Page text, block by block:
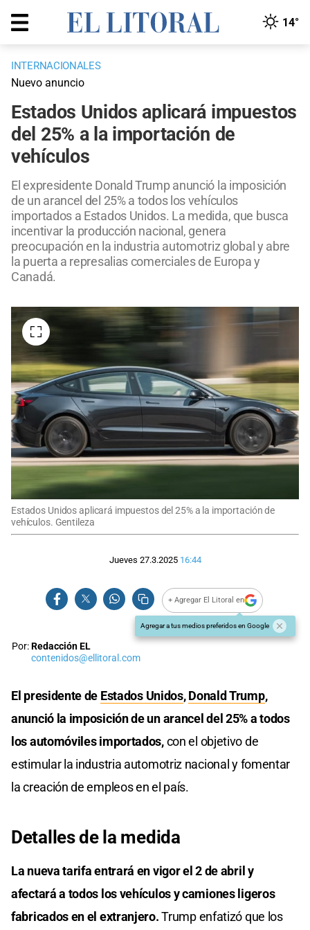
14°
INTERNACIONALES
Nuevo anuncio
Estados Unidos aplicará impuestos
del 25% a la importación de
vehículos
El expresidente Donald Trump anunció la imposición
de un arancel del 25% a todos los vehículos
importados a Estados Unidos. La medida, que busca
incentivar la producción nacional, genera
preocupación en la industria automotriz global y abre
la puerta a represalias comerciales de Europa y
Canadá.
Estados Unidos aplicará impuestos del 25% a la importación de
vehículos. Gentileza
Jueves 27.3.2025 16:44
+ Agregar El Litoral en
Agregar a tus medios preferidos en Google
Por:Redacción EL
contenidos@ellitoral.com
El presidente de Estados Unidos,Donald Trump,
anunció la imposición de un arancel del 25% a todos
los automóviles importados,con el objetivo de
estimular la industria automotriz nacional y fomentar
la creación de empleos en el país.​
Detalles de la medida
La nueva tarifa entrará en vigor el 2 de abril y
afectará a todos los vehículos y camiones ligeros
fabricados en el extranjero.Trump enfatizó que los